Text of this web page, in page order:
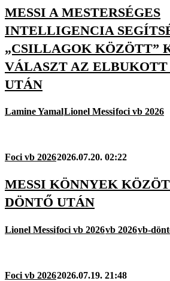
MESSI A MESTERSÉGES
INTELLIGENCIA
„CSILLAGOK KÖZÖTT”
VÁLASZT AZ ELBUKOTT
UTÁN
Lamine YamalLionel Messifoci vb 2026
Foci vb 20262026.07.20. 02:22
MESSI KÖNNYEK
DÖNTŐ UTÁN
Lionel Messifoci vb 2026vb 2026vb-
Foci vb 20262026.07.19. 21:48